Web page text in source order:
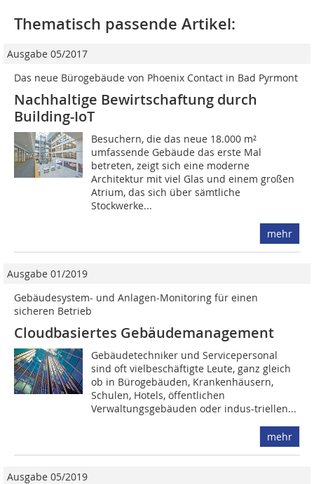
Thematisch passende Artikel:
Ausgabe 05/2017
Das neue Bürogebäude von Phoenix Contact in Bad Pyrmont
Nachhaltige Bewirtschaftung durch
Building-IoT
Besuchern, die das neue 18.000 m²
umfassende Gebäude das erste Mal
betreten, zeigt sich eine moderne
Architektur mit viel Glas und einem großen
Atrium, das sich über sämtliche
Stockwerke...
mehr
Ausgabe 01/2019
Gebäudesystem- und Anlagen-Monitoring für einen
sicheren Betrieb
Cloudbasiertes Gebäudemanagement
Gebäudetechniker und Servicepersonal
sind oft vielbeschäftigte Leute, ganz gleich
ob in Bürogebäuden, Krankenhäusern,
Schulen, Hotels, öffentlichen
Verwaltungsgebäuden oder indus-triellen...
mehr
Ausgabe 05/2019